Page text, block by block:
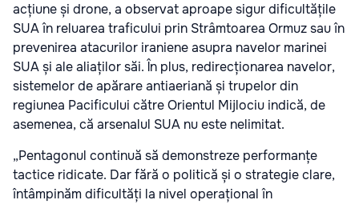
acțiune și drone, a observat aproape sigur dificultățile
SUA în reluarea traficului prin Strâmtoarea Ormuz sau în
prevenirea atacurilor iraniene asupra navelor marinei
SUA și ale aliaților săi. În plus, redirecționarea navelor,
sistemelor de apărare antiaeriană și trupelor din
regiunea Pacificului către Orientul Mijlociu indică, de
asemenea, că arsenalul SUA nu este nelimitat.
„Pentagonul continuă să demonstreze performanțe
tactice ridicate. Dar fără o politică și o strategie clare,
întâmpinăm dificultăți la nivel operațional în